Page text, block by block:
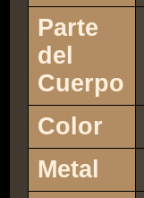
Parte
del
Cuerpo
Color
Metal